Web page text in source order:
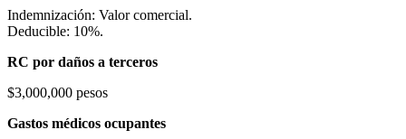
Indemnización: Valor comercial.
Deducible: 10%.
RC por daños a terceros
$3,000,000 pesos
Gastos médicos ocupantes